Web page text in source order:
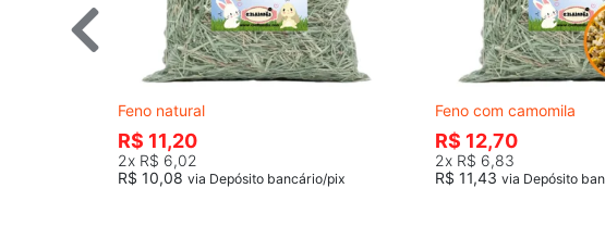
Feno natural
R$ 11,20
2x R$ 6,02
R$ 10,08 via Depósito bancário/pix
Feno com camomila
R$ 12,70
2x R$ 6,83
R$ 11,43 via Depósito